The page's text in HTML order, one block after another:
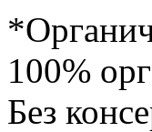
100%
Без